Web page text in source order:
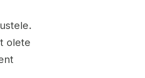
olete